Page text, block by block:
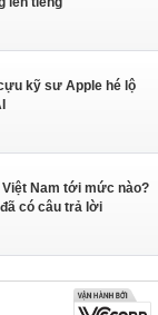
kỹ sư Apple hé lộ
Việt Nam tới mức nào?
có câu trả lời